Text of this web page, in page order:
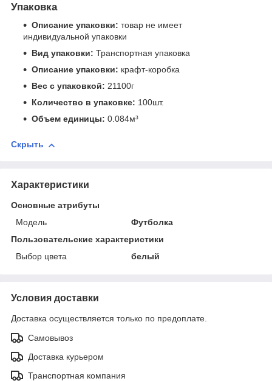
Упаковка
Описание упаковки: товар не имеет
индивидуальной упаковки
Вид упаковки: Транспортная упаковка
Описание упаковки: крафт-коробка
Вес с упаковкой: 21100г
Количество в упаковке: 100шт.
Объем единицы: 0.084м³
Скрыть
Характеристики
Основные атрибуты
Мoдель
Футболка
Пользовательские характеристики
Выбор цвета
белый
Условия доставки
Доставка осуществляется только по предоплате.
Самовывоз
Доставка курьером
Транспортная компания